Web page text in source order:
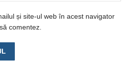
și site-ul web în acest navigator
comentez.